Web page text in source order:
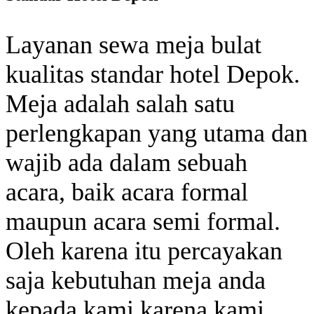
Layanan sewa meja bulat
kualitas standar hotel Depok.
Meja adalah salah satu
perlengkapan yang utama dan
wajib ada dalam sebuah
acara, baik acara formal
maupun acara semi formal.
Oleh karena itu percayakan
saja kebutuhan meja anda